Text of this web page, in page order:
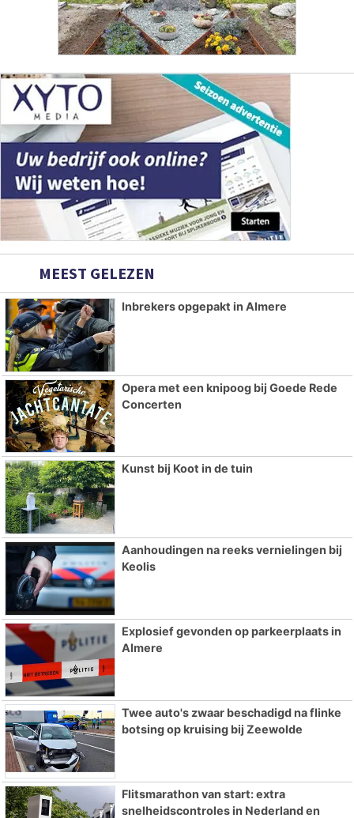
MEEST GELEZEN
Inbrekers opgepakt in Almere
Opera met een knipoog bij Goede Rede
Concerten
Kunst bij Koot in de tuin
Aanhoudingen na reeks vernielingen bij
Keolis
Explosief gevonden op parkeerplaats in
Almere
Twee auto's zwaar beschadigd na flinke
botsing op kruising bij Zeewolde
Flitsmarathon van start: extra
snelheidscontroles in Nederland en